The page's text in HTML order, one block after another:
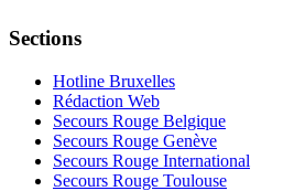
Sections
Hotline Bruxelles
Rédaction Web
Secours Rouge Belgique
Secours Rouge Genève
Secours Rouge International
Secours Rouge Toulouse